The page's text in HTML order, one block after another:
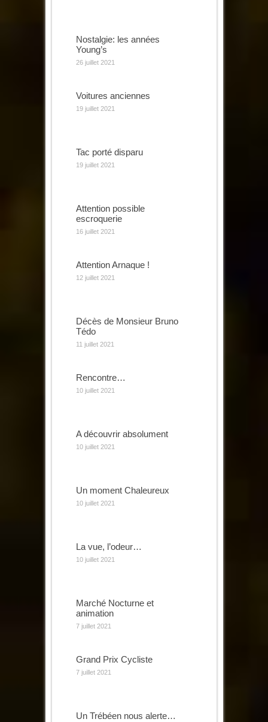
Nostalgie: les années
Young’s
26 juillet 2021
Voitures anciennes
19 juillet 2021
Tac porté disparu
19 juillet 2021
Attention possible
escroquerie
16 juillet 2021
Attention Arnaque !
12 juillet 2021
Décès de Monsieur Bruno
Tédo
11 juillet 2021
Rencontre…
10 juillet 2021
A découvrir absolument
10 juillet 2021
Un moment Chaleureux
10 juillet 2021
La vue, l’odeur…
10 juillet 2021
Marché Nocturne et
animation
7 juillet 2021
Grand Prix Cycliste
7 juillet 2021
Un Trébéen nous alerte…